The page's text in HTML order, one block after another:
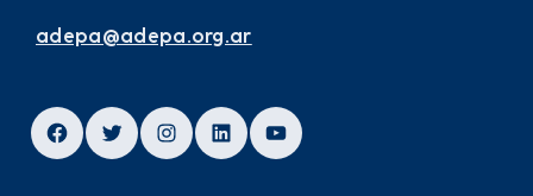
adepa@adepa.org.ar
Facebook
TwitterInstagram
LinkedInYouTube